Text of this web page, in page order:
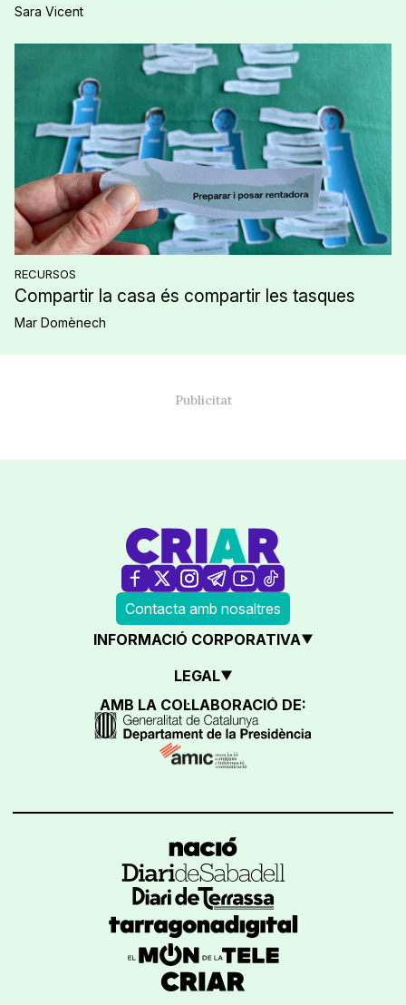
Sara Vicent
RECURSOS
Compartir la casa és compartir les tasques
Mar Domènech
Contacta amb nosaltres
INFORMACIÓ CORPORATIVA
LEGAL
AMB LA COL·LABORACIÓ DE: